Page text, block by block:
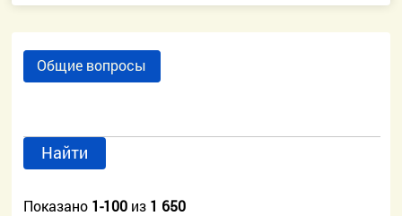
Общие вопросы
Найти
Показано 1-100 из 1 650